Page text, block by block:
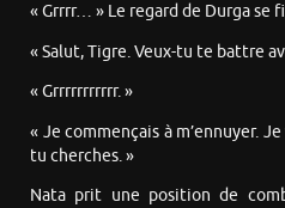
« Grrrr… » Le regard de Durga se
« Salut, Tigre. Veux-tu te battre
« Grrrrrrrrrrr. »
« Je commençais à m’ennuyer.
tu cherches. »
Nata prit une position de